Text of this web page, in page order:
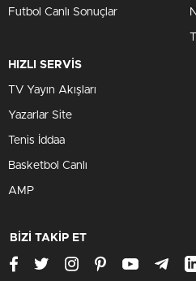
Futbol Canlı Sonuçlar
HIZLI SERVİS
TV Yayın Akışları
Yazarlar Site
Tenis İddaa
Basketbol Canlı
AMP
BİZİ TAKİP ET